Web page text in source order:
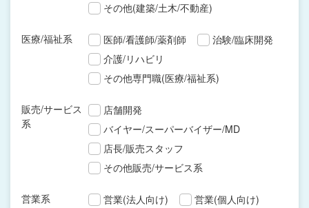
その他(建築/土木/不動産)
医療/福祉系 医師/看護師/薬剤師
治験/臨床開発
介護/リハビリ
その他専門職(医療/福祉系)
販売/サービス
系
店舗開発
バイヤー/スーパーバイザー/MD
店長/販売スタッフ
その他販売/サービス系
営業系 営業(法人向け)
営業(個人向け)